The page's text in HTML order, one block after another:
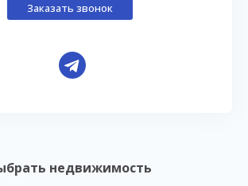
недвижимость
Заказать звонок